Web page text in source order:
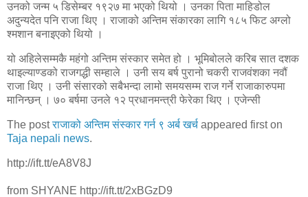
उनको जन्म ५ डिसेम्बर १९२७ मा भएको थियो । उनका पिता माहिडोल
अदुन्यदेत पनि राजा थिए । राजाको अन्तिम संकारका लागि १८५ फिट अग्लो
श्मशान बनाइएको थियो ।
यो अहिलेसम्मकै महंगो अन्तिम संस्कार समेत हो । भूमिबोलले करिब सात दशक
थाइल्याण्डको राजगद्धी सम्हाले । उनी सय बर्ष पुरानो चकरी राजवंशका नवौं
राजा थिए । उनी संसारको सबैभन्दा लामो समयसम्म राज गर्ने राजाकारुपमा
मानिन्छन् । ७० बर्षमा उनले १२ प्रधानमन्त्री फेरेका थिए । एजेन्सी
The postराजाको अन्तिम संस्कार गर्न ९ अर्ब खर्च appeared first on
Taja nepali news.
http://ift.tt/eA8V8J
from SHYANE http://ift.tt/2xBGzD9